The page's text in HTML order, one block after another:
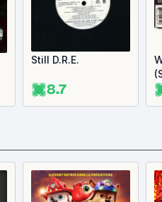
Still D.R.E.
8.7